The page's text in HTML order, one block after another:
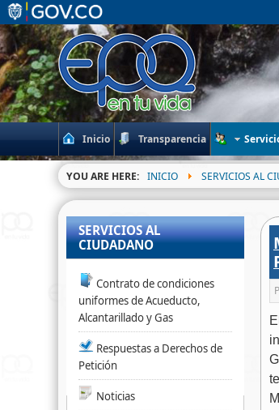
Inicio Transparencia
YOU ARE HERE: INICIO SERVICIOS AL
SERVICIOS AL
CIUDADANO
Contrato de condiciones
uniformes de Acueducto,
Alcantarillado y Gas
Respuestas a Derechos de
Petición
Noticias